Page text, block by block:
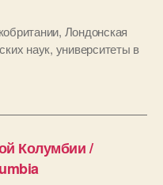
, Лондонская
наук, университеты в
Колумбии /